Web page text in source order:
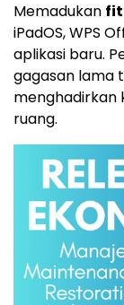
Memadukan
iPadOS, WPS
aplikasi baru.
gagasan lama
menghadirkan
ruang.